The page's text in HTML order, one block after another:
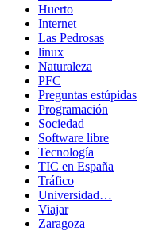
Huerto
Internet
Las Pedrosas
linux
Naturaleza
PFC
Preguntas estúpidas
Programación
Sociedad
Software libre
Tecnología
TIC en España
Tráfico
Universidad…
Viajar
Zaragoza